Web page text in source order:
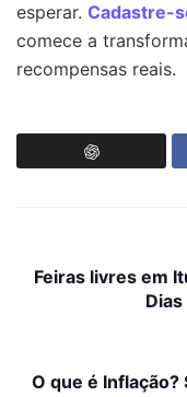
esperar. Cadastre-
comece a
recompensas reais.
Feiras livres em
O que é Inflação?